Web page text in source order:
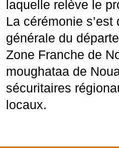
laquelle relève le
La cérémonie
générale du
Zone Franche de
moughataa de
sécuritaires
locaux.